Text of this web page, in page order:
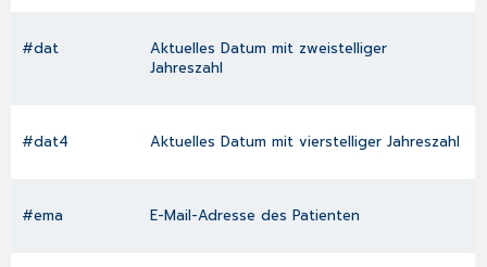
#dat
Aktuelles Datum mit zweistelliger
Jahreszahl
#dat4 Aktuelles Datum mit vierstelliger Jahreszahl
#ema E-Mail-Adresse des Patienten